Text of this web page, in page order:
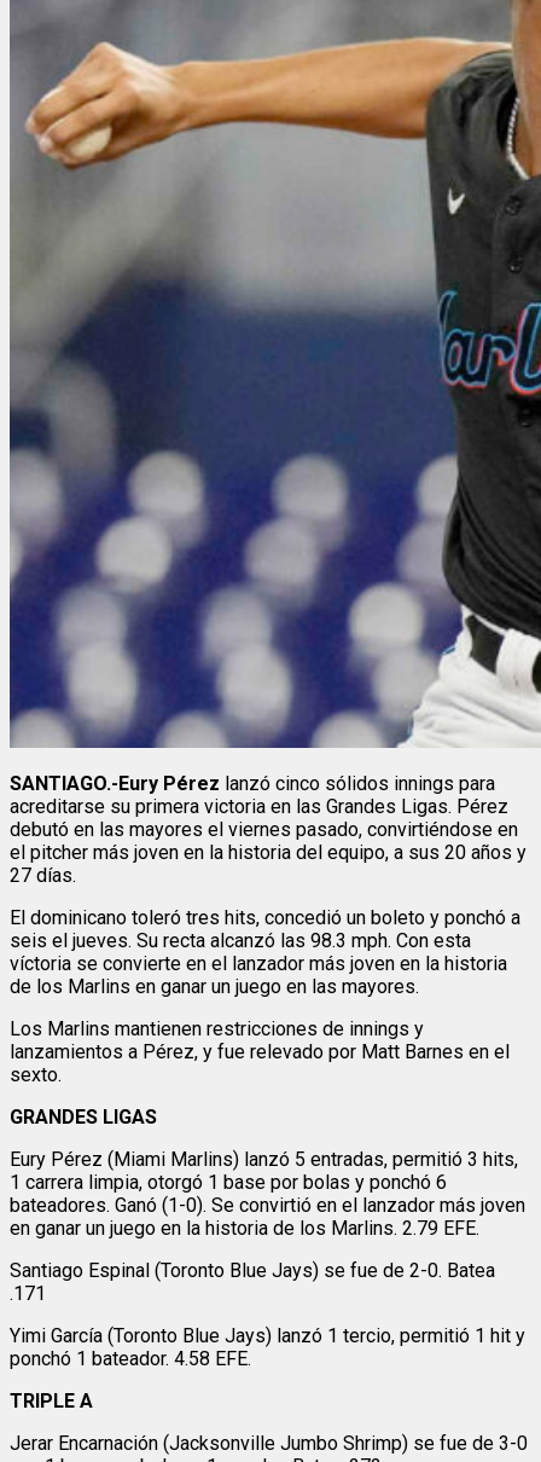
SANTIAGO.-Eury Pérez lanzó cinco sólidos innings para
acreditarse su primera victoria en las Grandes Ligas. Pérez
debutó en las mayores el viernes pasado, convirtiéndose en
el pitcher más joven en la historia del equipo, a sus 20 años y
27 días.
El dominicano toleró tres hits, concedió un boleto y ponchó a
seis el jueves. Su recta alcanzó las 98.3 mph. Con esta
víctoria se convierte en el lanzador más joven en la historia
de los Marlins en ganar un juego en las mayores.
Los Marlins mantienen restricciones de innings y
lanzamientos a Pérez, y fue relevado por Matt Barnes en el
sexto.
GRANDES LIGAS
Eury Pérez (Miami Marlins) lanzó 5 entradas, permitió 3 hits,
1 carrera limpia, otorgó 1 base por bolas y ponchó 6
bateadores. Ganó (1-0). Se convirtió en el lanzador más joven
en ganar un juego en la historia de los Marlins. 2.79 EFE.
Santiago Espinal (Toronto Blue Jays) se fue de 2-0. Batea
.171
Yimi García (Toronto Blue Jays) lanzó 1 tercio, permitió 1 hit y
ponchó 1 bateador. 4.58 EFE.
TRIPLE A
Jerar Encarnación (Jacksonville Jumbo Shrimp) se fue de 3-0